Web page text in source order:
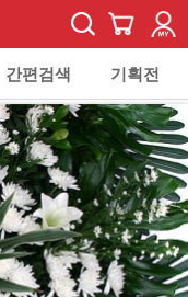
간편검색 기획전